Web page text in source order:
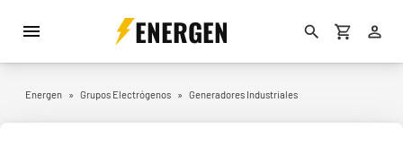
ENERGEN
Energen » Grupos Electrógenos » Generadores Industriales